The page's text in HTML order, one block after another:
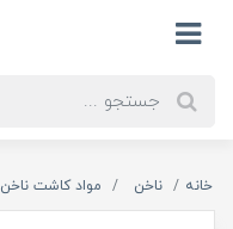
خانه ناخن مواد کاشت ناخن